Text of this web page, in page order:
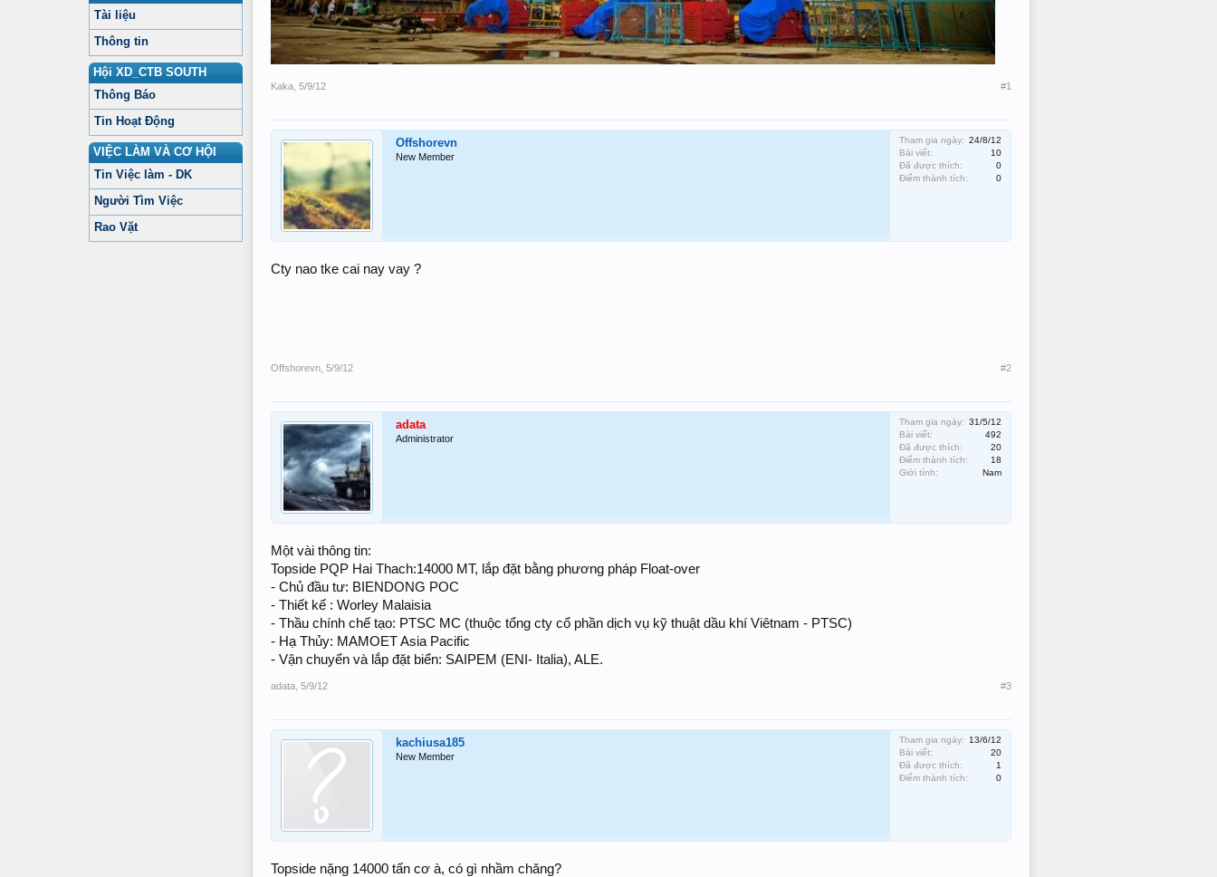
Tài liệu
Thông tin
Hội XD_CTB SOUTH
Thông Báo
Tin Hoạt Động
VIỆC LÀM VÀ CƠ HỘI
Tin Việc làm - DK
Người Tìm Việc
Rao Vặt
Kaka 5/9/12 #1
Offshorevn
New Member
Tham gia ngày: 24/8/12
Bài viết:
10
Đã được thích:
0
Điểm thành tích:
0
Cty nao tke cai nay vay ?
Offshorevn 5/9/12 #2
adata
Administrator
Tham gia ngày: 31/5/12
Bài viết:
492
Đã được thích:
20
Điểm thành tích:
18
Giới tính:
Nam
Một vài thông tin:
Topside PQP Hai Thach:14000 MT, lắp đặt bằng phương pháp Float-over
- Chủ đầu tư: BIENDONG POC
- Thiết kế : Worley Malaisia
- Thầu chính chế tạo: PTSC MC (thuộc tổng cty cổ phần dịch vụ kỹ thuật dầu khí Viêtnam - PTSC)
- Hạ Thủy: MAMOET Asia Pacific
- Vận chuyển và lắp đặt biển: SAIPEM (ENI- Italia), ALE.
adata 5/9/12 #3
kachiusa185
New Member
Tham gia ngày:
13/6/12
Bài viết:
20
Đã được thích:
1
Điểm thành tích:
0
Topside nặng 14000 tấn cơ à, có gì nhầm chăng?